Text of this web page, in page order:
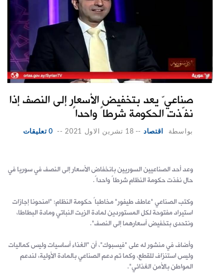
صناعيّ يعد بتخفيض الأسعار إلى النصف إذا
نفّذت الحكومة شرطاً واحداً
بواسطة اقتصاد -- 18 تشرين الاول 2021 -- 0 تعليقات
وعد أحد الصناعيين السوريين بانخفاض الأسعار إلى النصف في سوريا في
حال نفذت حكومة النظام شرطاً واحداً.
وكتب الصناعي "عاطف طيفور" مخاطباً حكومة النظام: "امنحونا إجازات
استيراد مفتوحة لكل المستوردين لمادة الزيت النباتي ومادة البطاطا،
ونتحدى بتخفيض أسعارهما إلى النصف".
وأضاف في منشور له على "فيسبوك"، أن "الغذاء أساسيات وليس كماليات
وليس استنزاف للقطع، وكما تم دعم الصناعي بالمادة الأولية، لندعم
المواطن بالأمن الغذائي".